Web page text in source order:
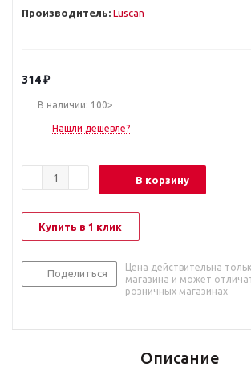
Производитель: Luscan
314₽
В наличии: 100>
Нашли дешевле?
В корзину
Купить в 1 клик
Поделиться
Цена действительна
магазина и может
розничных магазинах
Описание